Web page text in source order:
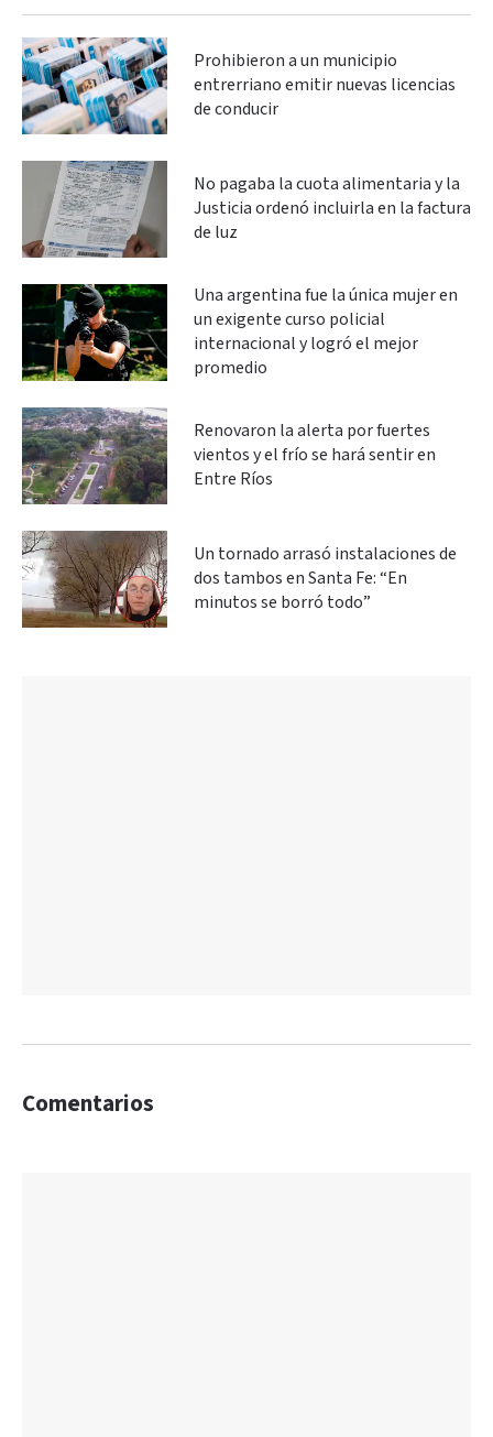
Prohibieron a un municipio
entrerriano emitir nuevas licencias
de conducir
No pagaba la cuota alimentaria y la
Justicia ordenó incluirla en la factura
de luz
Una argentina fue la única mujer en
un exigente curso policial
internacional y logró el mejor
promedio
Renovaron la alerta por fuertes
vientos y el frío se hará sentir en
Entre Ríos
Un tornado arrasó instalaciones de
dos tambos en Santa Fe: “En
minutos se borró todo”
Comentarios